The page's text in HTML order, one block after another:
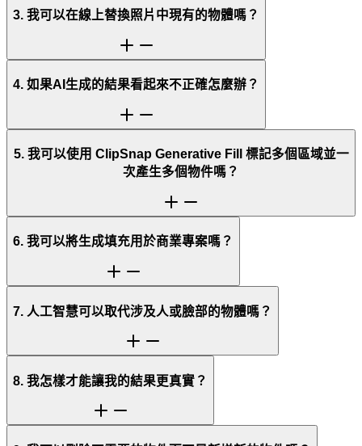
3. 我可以在線上替換照片中現有的物體嗎？
4. 如果AI生成的結果看起來不正確怎麼辦？
5. 我可以使用 ClipSnap Generative Fill 標記多個區域並一
次產生多個物件嗎？
6. 我可以將生成填充用於商業專案嗎？
7. 人工智慧可以取代涉及人或臉部的物體嗎？
8. 我怎樣才能讓我的結果更真實？